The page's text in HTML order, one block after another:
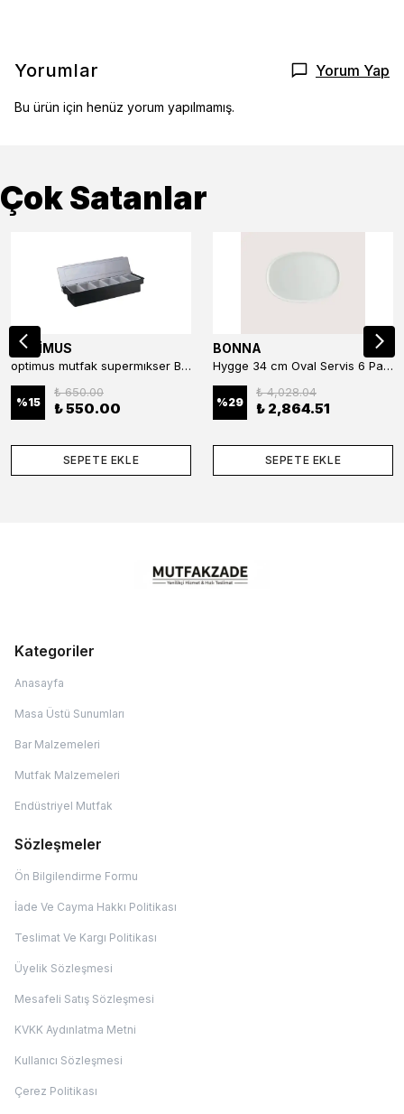
Yorumlar Yorum Yap
Bu ürün için henüz yorum yapılmamış.
Çok Satanlar
OPTİMUS
optimus mutfak supermıkser Bar Konteyner 6'lı 50×16×9 cm Kapaklı Polikarbon Organizer Bar & Kafe
%15
₺ 650.00
₺ 550.00
SEPETE EKLE
BONNA
Hygge 34 cm Oval Servis 6 Parça
%29
₺ 4,028.04
₺ 2,864.51
SEPETE EKLE
Kategoriler
Anasayfa
Masa Üstü Sunumları
Bar Malzemeleri
Mutfak Malzemeleri
Endüstriyel Mutfak
Sözleşmeler
Ön Bilgilendirme Formu
İade Ve Cayma Hakkı Politikası
Teslimat Ve Kargı Politikası
Üyelik Sözleşmesi
Mesafeli Satış Sözleşmesi
KVKK Aydınlatma Metni
Kullanıcı Sözleşmesi
Çerez Politikası